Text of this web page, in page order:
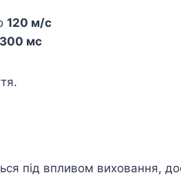
120 м/с
мс
під впливом виховання,